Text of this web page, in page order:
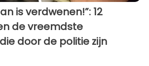
is verdwenen!”: 12
de vreemdste
door de politie zijn